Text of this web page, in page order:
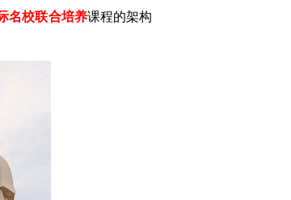
名校联合培养课程的架构